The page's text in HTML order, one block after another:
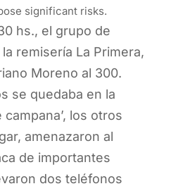
significant risks.
hs., el grupo de
remisería La Primera,
Moreno al 300.
se quedaba en la
los otros
amenazaron al
de importantes
dos teléfonos